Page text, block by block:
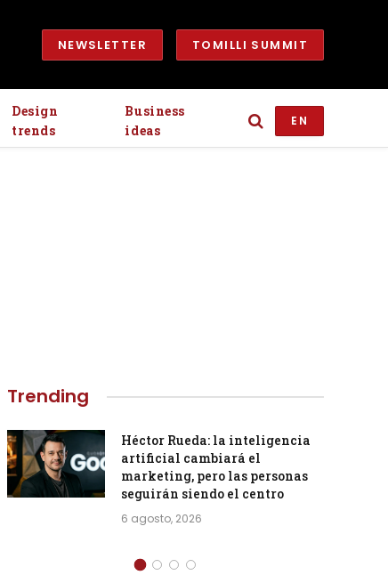
NEWSLETTER TOMILLI SUMMIT
Design
trends
Business
ideas
EN
Trending
Héctor Rueda: la inteligencia
artificial cambiará el
marketing, pero las personas
seguirán siendo el centro
6 agosto, 2026